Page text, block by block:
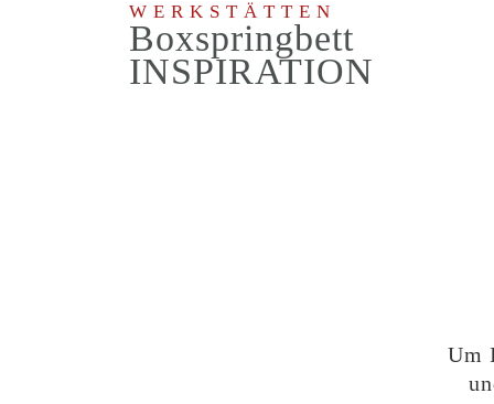
WERKSTÄTTEN
Boxspringbett
INSPIRATION
Um